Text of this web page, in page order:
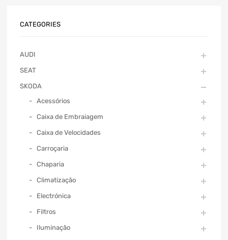
CATEGORIES
AUDI
SEAT
SKODA
Acessórios
Caixa de Embraiagem
Caixa de Velocidades
Carroçaria
Chaparia
Climatização
Electrónica
Filtros
Iluminação